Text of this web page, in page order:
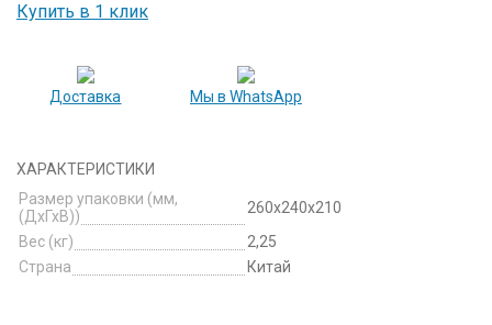
Купить в 1 клик
Доставка Мы в WhatsApp
ХАРАКТЕРИСТИКИ
Размер упаковки (мм,
(ДхГхВ))
260х240х210
Вес (кг)
2,25
Страна
Китай